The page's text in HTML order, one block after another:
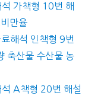
가책형 10번 해
만율
해석 인책형 9번
축산물 수산물 농
A책형 20번 해설